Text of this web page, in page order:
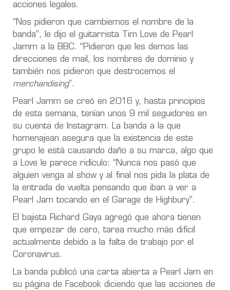
acciones legales.
“Nos pidieron que cambiemos el nombre de la
banda”, le dijo el guitarrista Tim Love de Pearl
Jamm a la BBC. “Pidieron que les demos las
direcciones de mail, los nombres de dominio y
también nos pidieron que destrocemos el
merchandising”.
Pearl Jamm se creó en 2016 y, hasta principios
de esta semana, tenían unos 9 mil seguidores en
su cuenta de Instagram. La banda a la que
homenajean asegura que la existencia de este
grupo le está causando daño a su marca, algo que
a Love le parece ridículo: “Nunca nos pasó que
alguien venga al show y al final nos pida la plata de
la entrada de vuelta pensando que iban a ver a
Pearl Jam tocando en el Garage de Highbury”.
El bajista Richard Gaya agregó que ahora tienen
que empezar de cero, tarea mucho más difícil
actualmente debido a la falta de trabajo por el
Coronavirus.
La banda publicó una carta abierta a Pearl Jam en
su página de Facebook diciendo que las acciones de